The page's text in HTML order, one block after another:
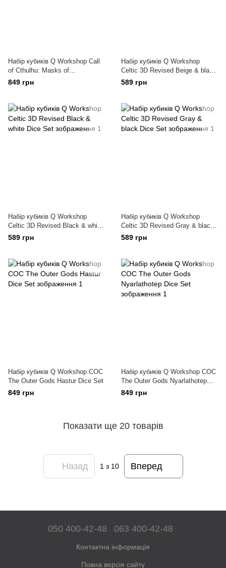
Набір кубиків Q Workshop Call
of Cthulhu: Masks of
Nyarlathotep Dice Set
849 грн
Набір кубиків Q Workshop
Celtic 3D Revised Beige & black
Dice Set
589 грн
Набір кубиків Q Workshop
Celtic 3D Revised Black & white
Dice Set
589 грн
Набір кубиків Q Workshop
Celtic 3D Revised Gray & black
Dice Set
589 грн
Набір кубиків Q Workshop COC
The Outer Gods Hastur Dice Set
849 грн
Набір кубиків Q Workshop COC
The Outer Gods Nyarlathotep
Dice Set
849 грн
Показати ще 20 товарів
Назад 1 з 10 Вперед
050 400-42-48 063 400-42-48
Контактна інформація
Повна версія сайту